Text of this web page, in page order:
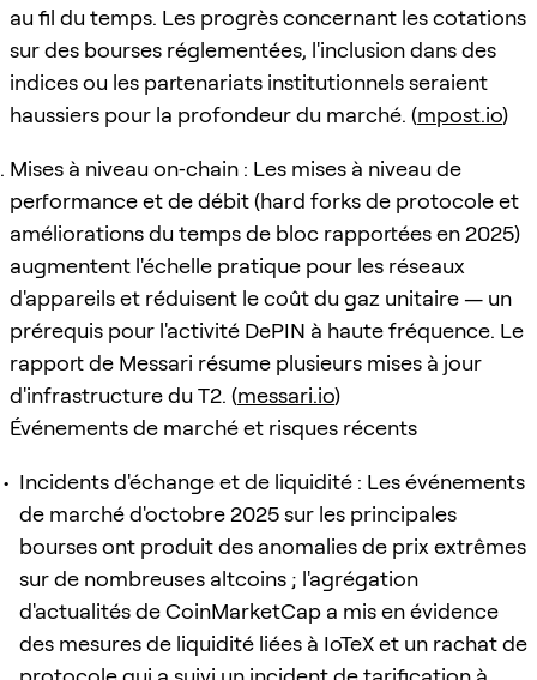
au fil du temps. Les progrès concernant les cotations
sur des bourses réglementées, l'inclusion dans des
indices ou les partenariats institutionnels seraient
haussiers pour la profondeur du marché. (mpost.io)
Mises à niveau on‑chain : Les mises à niveau de
performance et de débit (hard forks de protocole et
améliorations du temps de bloc rapportées en 2025)
augmentent l'échelle pratique pour les réseaux
d'appareils et réduisent le coût du gaz unitaire — un
prérequis pour l'activité DePIN à haute fréquence. Le
rapport de Messari résume plusieurs mises à jour
d'infrastructure du T2. (messari.io)
Événements de marché et risques récents
Incidents d'échange et de liquidité : Les événements
de marché d'octobre 2025 sur les principales
bourses ont produit des anomalies de prix extrêmes
sur de nombreuses altcoins ; l'agrégation
d'actualités de CoinMarketCap a mis en évidence
des mesures de liquidité liées à IoTeX et un rachat de